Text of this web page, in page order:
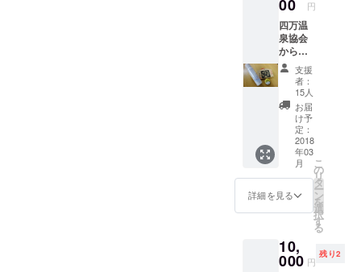
00 円
四万温
泉協会
からの
お礼状
四万温
泉オリ
ジナル
スマイ
ル缶
バッチ
四万温
泉絵馬
四万温
泉ミス
ト
支援
者：
15人
お届
け予
定：
2018
年03
月
詳細を見る
こ
の
リ
タ
ー
ン
を
選
択
す
る
10,
000 円
残り2